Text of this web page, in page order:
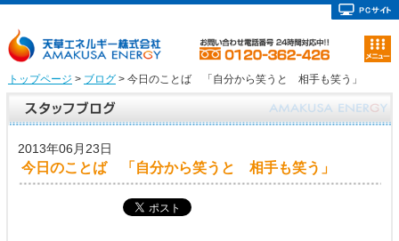
トップページ > ブログ> 今日のことば 「自分から笑うと 相手も笑う」
2013年06月23日
今日のことば 「自分から笑うと 相手も笑う」